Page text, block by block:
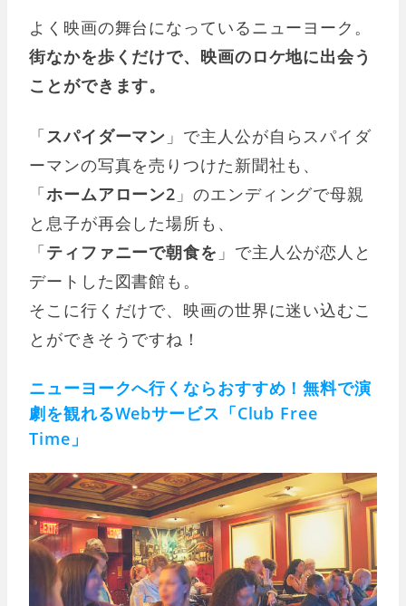
よく映画の舞台になっているニューヨーク。
街なかを歩くだけで、映画のロケ地に出会う
ことができます。
「スパイダーマン 」で主人公が自らスパイダ
ーマンの写真を売りつけた新聞社も、
「ホームアローン2 」のエンディングで母親
と息子が再会した場所も、
「ティファニーで朝食を 」で主人公が恋人と
デートした図書館も。
そこに行くだけで、映画の世界に迷い込むこ
とができそうですね！
ニューヨークへ行くならおすすめ！無料で演
劇を観れるWebサービス「Club Free
Time」